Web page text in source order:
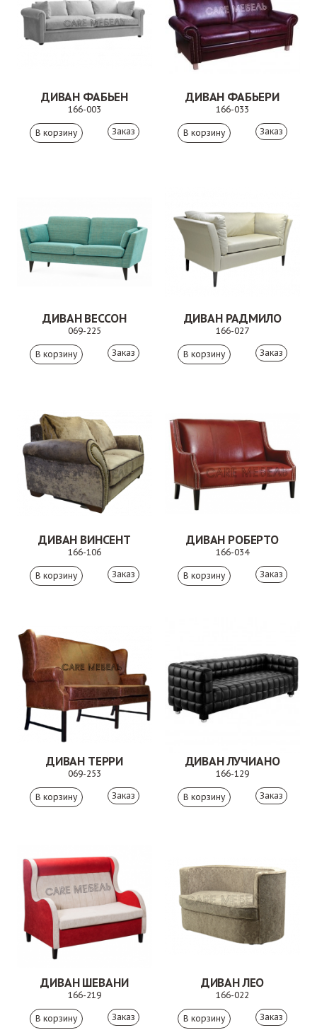
ДИВАН ФАБЬЕН
166-003
Заказ
ДИВАН ФАБЬЕРИ
166-033
Заказ
ДИВАН ВЕССОН
069-225
Заказ
ДИВАН РАДМИЛО
166-027
Заказ
ДИВАН ВИНСЕНТ
166-106
Заказ
ДИВАН РОБЕРТО
166-034
Заказ
ДИВАН ТЕРРИ
069-253
Заказ
ДИВАН ЛУЧИАНО
166-129
Заказ
ДИВАН ШЕВАНИ
166-219
Заказ
ДИВАН ЛЕО
166-022
Заказ